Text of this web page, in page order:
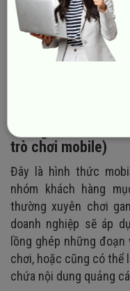
được sử dụng với mục
mua sản phẩm trực
So với SMS
của doanh nghiệp và
3. In game mobile
trò chơi mobile)
Đây là hình thức
nhóm khách hàng
thường xuyên chơi
doanh nghiệp sẽ áp
lồng ghép những
chơi, hoặc cũng có thể
chứa nội dung quảng